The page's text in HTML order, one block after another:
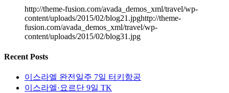
http://theme-fusion.com/avada_demos_xml/travel/wp-
content/uploads/2015/02/blog21.jpghttp://theme-
fusion.com/avada_demos_xml/travel/wp-
content/uploads/2015/02/blog31.jpg
Recent Posts
이스라엘 완전일주 7일 터키항공
이스라엘·요르단 9일 TK